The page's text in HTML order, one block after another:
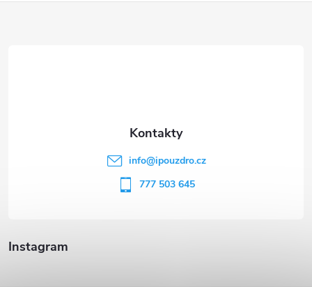
Instagram
info@ipouzdro.cz
777 503 645